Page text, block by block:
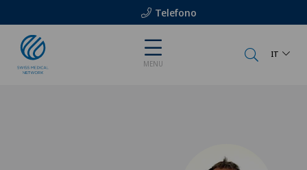
Telefono
MENU
IT